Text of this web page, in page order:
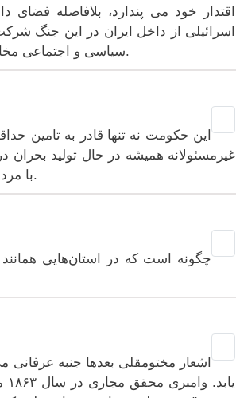
اقتدار خود می پندارد، بلافاصله فضای
اسرائیلی از داخل ایران در این جنگ
سیاسی و اجتماعی مخالف خود را به اتهام واهی همکاری با دشمن به جوخه های اعدام بسپارد.
این حکومت نه تنها قادر به تامین
غیرمسئولانه همیشه در حال تولید
با مردم و پاسخ به مطالبات آنها از گناهان کبیره این حکومت ایدئولوژیک است.
چگونه است که در استان‌هایی همانند
اشعار مختومقلی بعدها جنبه